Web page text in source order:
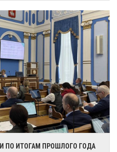
ПО ИТОГАМ ПРОШЛОГО ГОДА